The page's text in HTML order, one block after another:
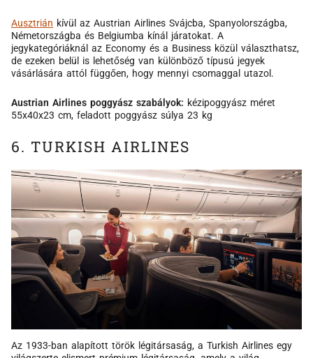
Ausztrián kívül az Austrian Airlines Svájcba, Spanyolországba,
Németországba és Belgiumba kínál járatokat. A
jegykategóriáknál az Economy és a Business közül választhatsz,
de ezeken belül is lehetőség van különböző típusú jegyek
vásárlására attól függően, hogy mennyi csomaggal utazol.
Austrian Airlines poggyász szabályok: kézipoggyász méret
55x40x23 cm, feladott poggyász súlya 23 kg
6. TURKISH AIRLINES
Az 1933-ban alapított török légitársaság, a Turkish Airlines egy